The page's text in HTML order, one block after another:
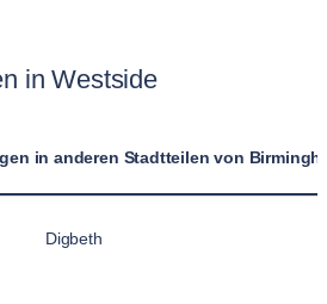
in Westside
in anderen Stadtteilen von
Digbeth